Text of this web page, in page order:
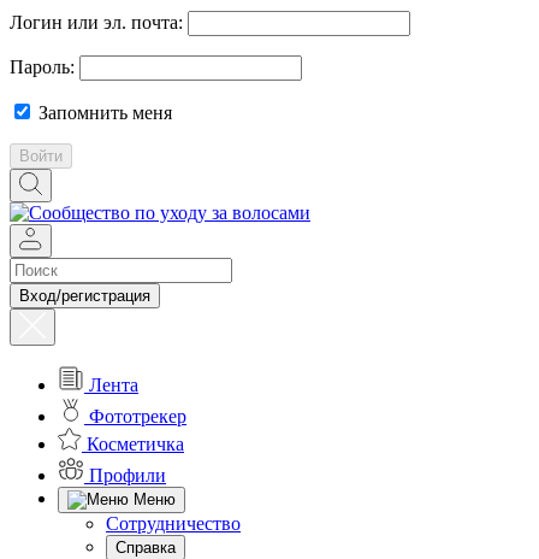
Логин или эл. почта:
Пароль:
Запомнить меня
Войти
Вход/регистрация
Лента
Фототрекер
Косметичка
Профили
Меню
Сотрудничество
Справка